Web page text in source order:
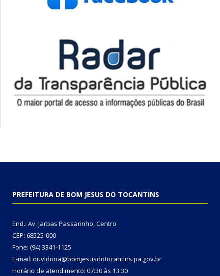
PREFEITURA DE BOM JESUS DO TOCANTINS
End.: Av. Jarbas Passarinho, Centro
CEP: 68525-000
Fone: (94) 3341-1125
E-mail: ouvidoria@bomjesusdotocantins.pa.gov.br
Horário de atendimento: 07:30 às 13:30